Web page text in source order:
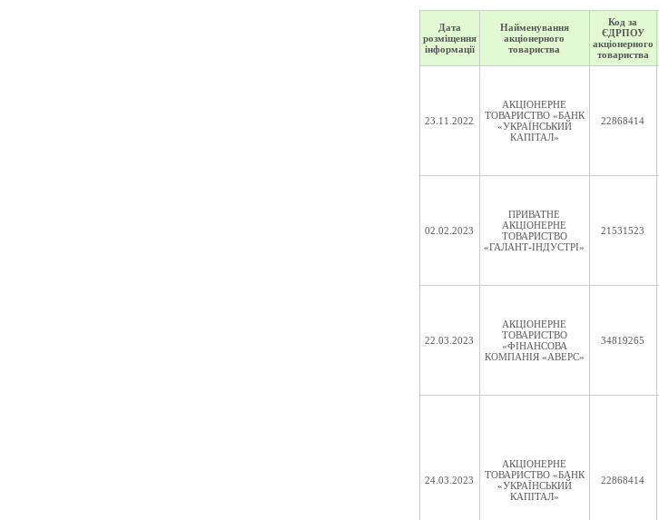
Дата
розміщення
інформації
Найменування
акціонерного
товариства
Код за
ЄДРПОУ
акціонерного
товариства
23.11.2022
АКЦІОНЕРНЕ
ТОВАРИСТВО «БАНК
«УКРАЇНСЬКИЙ
КАПІТАЛ»
22868414
02.02.2023
ПРИВАТНЕ
АКЦІОНЕРНЕ
ТОВАРИСТВО
«ГАЛАНТ-ІНДУСТРІ»
21531523
22.03.2023
АКЦІОНЕРНЕ
ТОВАРИСТВО
«ФІНАНСОВА
КОМПАНІЯ «АВЕРС»
34819265
24.03.2023
АКЦІОНЕРНЕ
ТОВАРИСТВО «БАНК
«УКРАЇНСЬКИЙ
КАПІТАЛ»
22868414